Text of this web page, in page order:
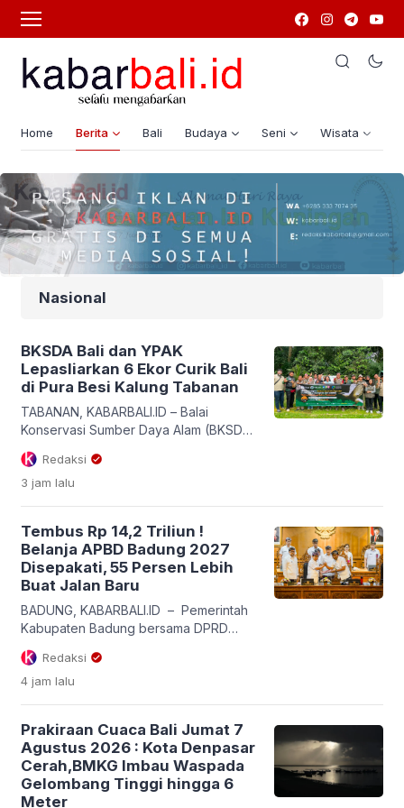
Home Berita Bali Budaya Seni Wisata
Nasional
BKSDA Bali dan YPAK
Lepasliarkan 6 Ekor Curik Bali
di Pura Besi Kalung Tabanan
TABANAN, KABARBALI.ID – Balai
Konservasi Sumber Daya Alam (BKSDA)
Bali berkolaborasi dengan Yayasan
Pecinta Alam dan Kemanusiaan (YPAK)
serta Konservasi Indonesia melepaskan
Pura Luhur Besi Kalung, Banjar Utu,
Desa Babahan, Kecamatan Penebel,
Tabanan, Rabu (5/8/2026). Aksi
pelepasliaran burung endemik Pulau
Dewata ini digelar serangkaian […]
Redaksi
3 jam lalu
Tembus Rp 14,2 Triliun !
Belanja APBD Badung 2027
Disepakati, 55 Persen Lebih
Buat Jalan Baru
BADUNG, KABARBALI.ID – Pemerintah
Kabupaten Badung bersama DPRD
Kabupaten Badung resmi
menandatangani Nota Kesepakatan
Rancangan Kebijakan Umum Anggaran
Anggaran 2027. Penandatanganan
tersebut dilakukan dalam Rapat
Paripurna Masa Persidangan Pertama
DPRD Badung Tahun Sidang 2026–
Redaksi
4 jam lalu
Prakiraan Cuaca Bali Jumat 7
Agustus 2026 : Kota Denpasar
Cerah,BMKG Imbau Waspada
Gelombang Tinggi hingga 6
Meter